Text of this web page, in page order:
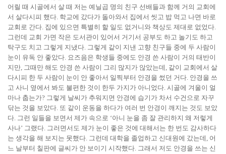
어릴 때 시골에서 살 때 저는 예닐곱 명의 친구 선배들과 함께 거의 교회에
서 살다시피 했다. 학교에 갔다가 돌아와서 집에서 씻고 밥 먹고 나면 바로
교회로 간다. 집에 있으면 특별히 할 일도 없거니와 책상도 제대로 없었다.
그런데 교회 가면 작은 도서관이 있어서 거기서 공부도 하고 놀기도 하고
탁구도 치고 그렇게 지냈다. 그렇게 같이 지낸 고향 친구들 중에 두 사람이
눈이 유독 안 좋았다. 요즈음은 학생들 중에도 안경 쓴 사람이 거의 태반이
지만, 그때만 해도 안경 쓴 사람이 그리 많지가 않았는데, 같이 교회에서 살
다시피 한 두 사람이 눈이 안 좋아서 일찍부터 안경을 썼던 거다. 안경을 쓰
고 사니 옆에서 봐도 불편한 것이 한두 가지가 아니었다. 시골에 겨울이 얼
마나 춥는가? 그렇게 날씨가 추워지면 안경에 습기가 차서 수건으로 자꾸
닦는 것을 보았다. 또 같이 운동을 하다가 여러 번 안경이 깨지는 것도 보았
다. 그런 일들을 보면서 제가 속으로 ‘아니 눈을 좀 잘 관리하지 왜 저렇게
사나’ 그랬다. 그러면서도 제가 눈이 좋은 것에 대해서는 한 번도 감사하다
는 생각을 해 보지는 못했다. 그런데 대학을 졸업하고 신대원에 갔는데, 어
느 날부터 칠판에 글씨가 안 보이기 시작했다. 그래서 저도 안경을 쓰는 신